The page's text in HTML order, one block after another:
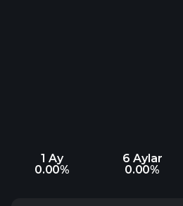
1 Ay
0.00%
6 Aylar
0.00%